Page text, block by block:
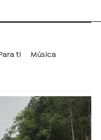
ti
Música